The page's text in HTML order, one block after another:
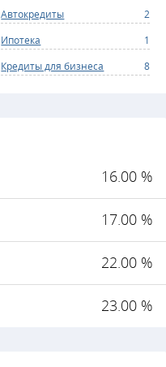
Автокредиты
2
Ипотека
1
Кредиты для бизнеса
8
16.00 %
17.00 %
22.00 %
23.00 %